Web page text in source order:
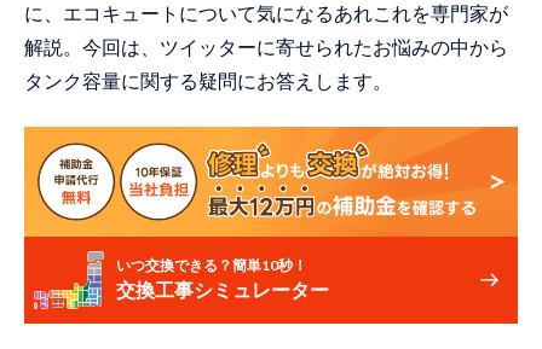
に、エコキュートについて気になるあれこれを専門家が
解説。今回は、ツイッターに寄せられたお悩みの中から
タンク容量に関する疑問にお答えします。
いつ交換できる？簡単10秒！
交換工事シミュレーター